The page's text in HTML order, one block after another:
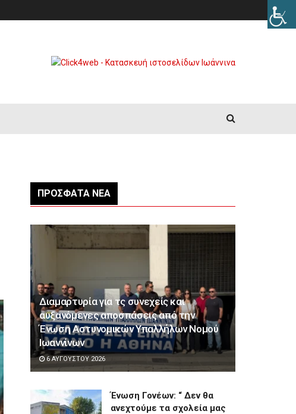
ΠΡΌΣΦΑΤΑ ΝΈΑ
Διαμαρτυρία για τς συνεχείς και
αυξανόμενες αποσπάσεις από την
Ένωση Αστυνομικών Υπαλλήλων Νομού
Ιωαννίνων
6 ΑΥΓΟΎΣΤΟΥ 2026
Ένωση Γονέων: “ Δεν θα
ανεχτούμε τα σχολεία μας